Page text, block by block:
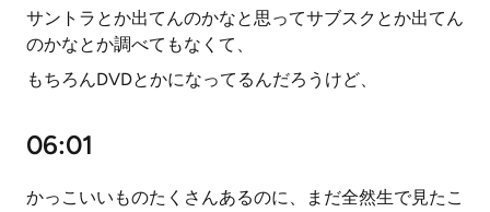
サントラとか出てんのかなと思ってサブスクとか出てん
のかなとか調べてもなくて、
もちろんDVDとかになってるんだろうけど、
06:01
かっこいいものたくさんあるのに、まだ全然生で見たこ